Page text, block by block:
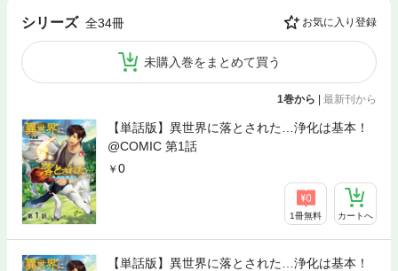
シリーズ 全34冊 お気に入り登録
未購入巻をまとめて買う
1巻から | 最新刊から
【単話版】異世界に落とされた…浄化は基本！
@COMIC 第1話
0
1冊無料 カートへ
【単話版】異世界に落とされた…浄化は基本！